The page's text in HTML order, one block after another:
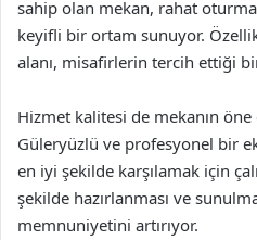
sahip olan mekan, rahat
keyifli bir ortam sunuyor.
alanı, misafirlerin tercih ettiği
Hizmet kalitesi de mekanın
Güleryüzlü ve profesyonel bir
en iyi şekilde karşılamak için
şekilde hazırlanması ve
memnuniyetini artırıyor.